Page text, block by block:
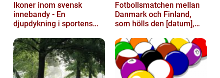
Ikoner inom svensk
innebandy - En
djupdykning i sportens
profiler
Fotbollsmatchen mellan
Danmark och Finland,
som hölls den [datum],
allvarl...